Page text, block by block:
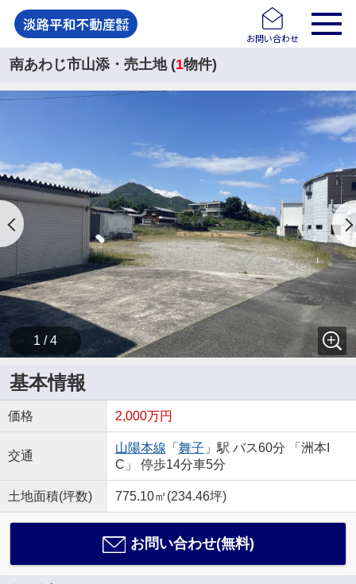
お問い合わせ
南あわじ市山添・売土地 (1物件)
1 / 4
基本情報
価格 2,000万円
交通
山陽本線 「 舞子 」駅 バス60分 「洲本I
C」 停歩14分車5分
土地面積(坪数) 775.10㎡(234.46坪)
お問い合わせ(無料)